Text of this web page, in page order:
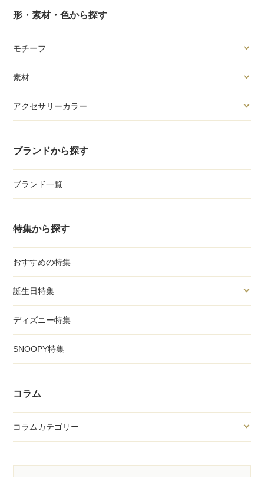
形・素材・色から探す
モチーフ
素材
アクセサリーカラー
ブランドから探す
ブランド一覧
特集から探す
おすすめの特集
誕生日特集
ディズニー特集
SNOOPY特集
コラム
コラムカテゴリー